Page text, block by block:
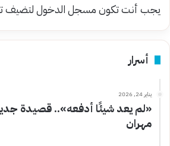
يجب أنت تكونمسجل الدخوللتضيف
أسرار
يناير 24, 2026
«لم يعد شيئًا أدفعه».. قصيدة
مهران